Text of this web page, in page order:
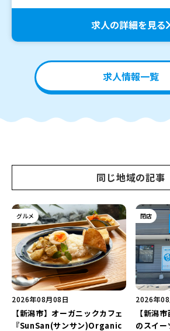
求人の詳細を見る
求人情報一覧
同じ地域の記事
グルメ
2026年08月08日
【新潟市】オーガニックカフェ
『SunSan(サンサン)Organic
閉店
2026年
【新潟
のスイ